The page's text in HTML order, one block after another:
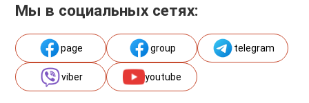
Мы в социальных сетях:
page group telegram
viber youtube